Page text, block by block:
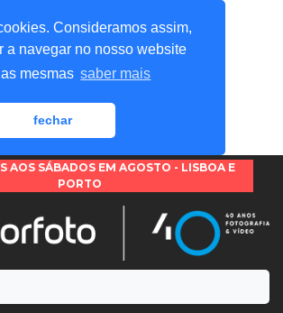
Consideramos assim,
a navegar no nosso website
mesmas saber mais
fechar
AOS SÁBADOS EM AGOSTO - LISBOA E
PORTO